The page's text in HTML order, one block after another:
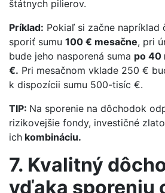
štátnych pilierov.
Príklad: Pokiaľ si začne
sporiť sumu 100 € mesačne, pri
bude jeho nasporená suma po 40
€. Pri mesačnom vklade 250 €
k dispozícii sumu 500-tisíc €.
TIP: Na sporenie na dôchodok
rizikovejšie fondy, investičné
ich kombináciu.
7. Kvalitný
vďaka sporeniu